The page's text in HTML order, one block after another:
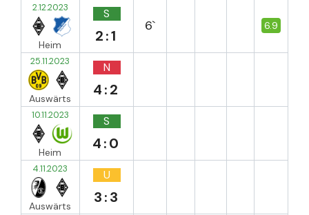
2.12.2023
Heim
S
2:1
6` 6.9
25.11.2023
Auswärts
N
4:2
10.11.2023
Heim
S
4:0
4.11.2023
Auswärts
U
3:3